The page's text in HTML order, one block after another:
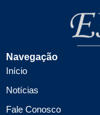
Navegação
Início
Notícias
Fale Conosco